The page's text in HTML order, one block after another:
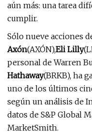
aún más: una tarea
cumplir.
Sólo nueve acciones
Axón(AXÓN),Eli Lilly
personal de Warren
Hathaway(BRKB), ha
uno de los últimos
según un análisis de
datos de S&P Global
MarketSmith.